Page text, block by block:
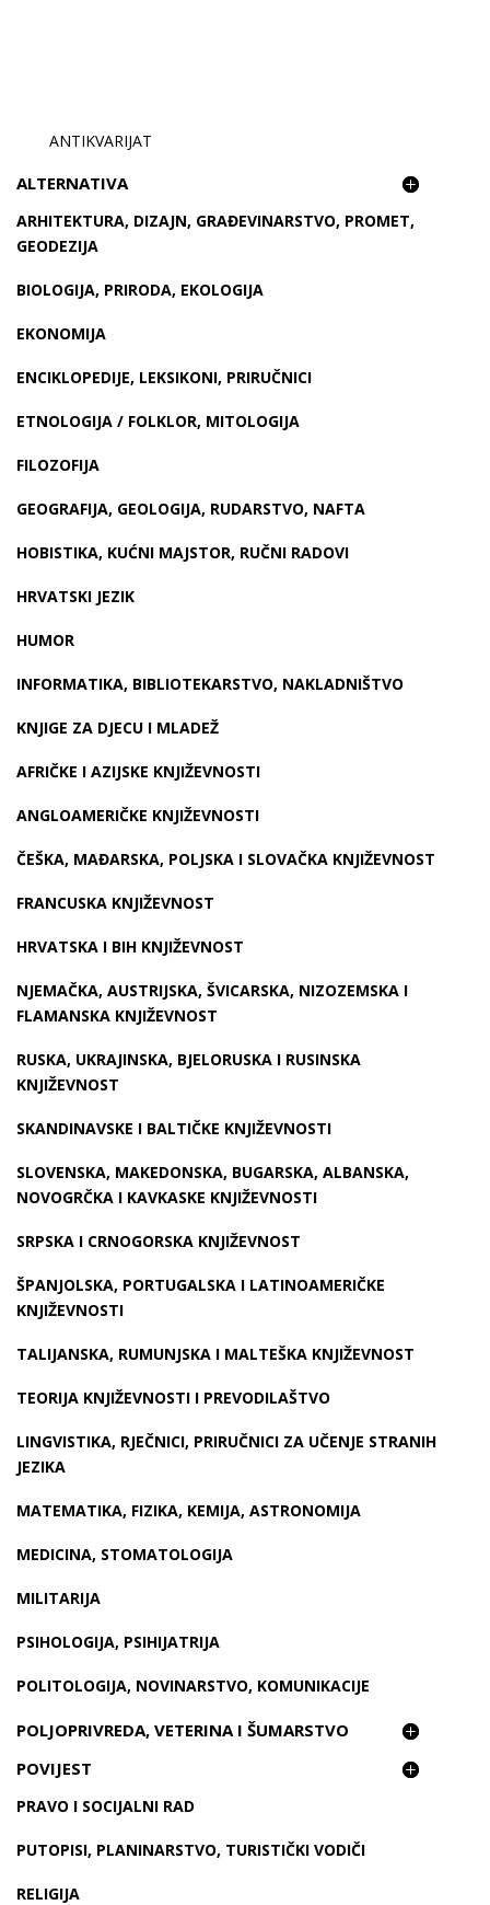
ANTIKVARIJAT
ALTERNATIVA
ARHITEKTURA, DIZAJN, GRAĐEVINARSTVO, PROMET,
GEODEZIJA
BIOLOGIJA, PRIRODA, EKOLOGIJA
EKONOMIJA
ENCIKLOPEDIJE, LEKSIKONI, PRIRUČNICI
ETNOLOGIJA / FOLKLOR, MITOLOGIJA
FILOZOFIJA
GEOGRAFIJA, GEOLOGIJA, RUDARSTVO, NAFTA
HOBISTIKA, KUĆNI MAJSTOR, RUČNI RADOVI
HRVATSKI JEZIK
HUMOR
INFORMATIKA, BIBLIOTEKARSTVO, NAKLADNIŠTVO
KNJIGE ZA DJECU I MLADEŽ
AFRIČKE I AZIJSKE KNJIŽEVNOSTI
ANGLOAMERIČKE KNJIŽEVNOSTI
ČEŠKA, MAĐARSKA, POLJSKA I SLOVAČKA KNJIŽEVNOST
FRANCUSKA KNJIŽEVNOST
HRVATSKA I BIH KNJIŽEVNOST
NJEMAČKA, AUSTRIJSKA, ŠVICARSKA, NIZOZEMSKA I
FLAMANSKA KNJIŽEVNOST
RUSKA, UKRAJINSKA, BJELORUSKA I RUSINSKA
KNJIŽEVNOST
SKANDINAVSKE I BALTIČKE KNJIŽEVNOSTI
SLOVENSKA, MAKEDONSKA, BUGARSKA, ALBANSKA,
NOVOGRČKA I KAVKASKE KNJIŽEVNOSTI
SRPSKA I CRNOGORSKA KNJIŽEVNOST
ŠPANJOLSKA, PORTUGALSKA I LATINOAMERIČKE
KNJIŽEVNOSTI
TALIJANSKA, RUMUNJSKA I MALTEŠKA KNJIŽEVNOST
TEORIJA KNJIŽEVNOSTI I PREVODILAŠTVO
LINGVISTIKA, RJEČNICI, PRIRUČNICI ZA UČENJE STRANIH
JEZIKA
MATEMATIKA, FIZIKA, KEMIJA, ASTRONOMIJA
MEDICINA, STOMATOLOGIJA
MILITARIJA
PSIHOLOGIJA, PSIHIJATRIJA
POLITOLOGIJA, NOVINARSTVO, KOMUNIKACIJE
POLJOPRIVREDA, VETERINA I ŠUMARSTVO
POVIJEST
PRAVO I SOCIJALNI RAD
PUTOPISI, PLANINARSTVO, TURISTIČKI VODIČI
RELIGIJA